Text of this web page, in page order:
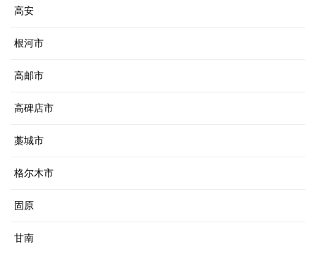
高安
根河市
高邮市
高碑店市
藁城市
格尔木市
固原
甘南